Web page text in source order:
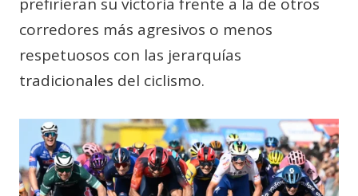
prefirieran su victoria frente a la de otros
corredores más agresivos o menos
respetuosos con las jerarquías
tradicionales del ciclismo.